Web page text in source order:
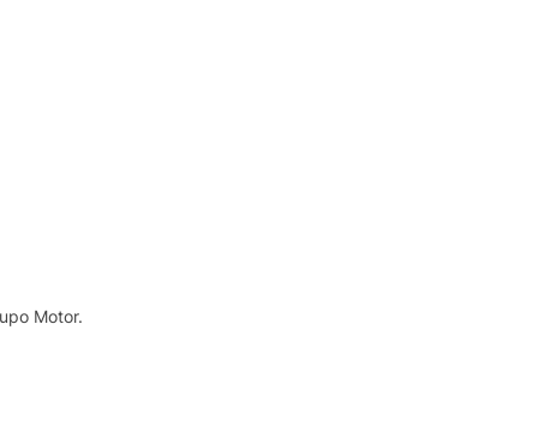
Motor.